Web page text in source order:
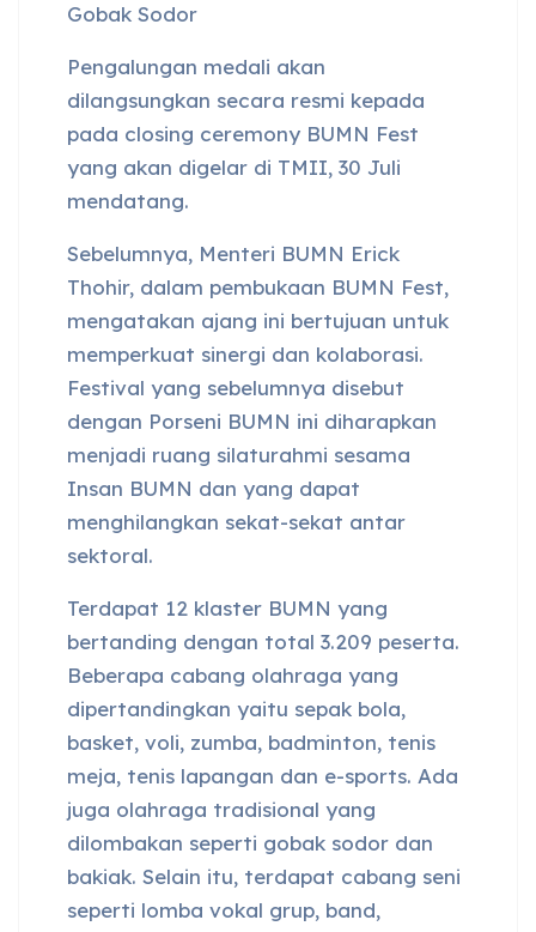
Gobak Sodor
Pengalungan medali akan
dilangsungkan secara resmi kepada
pada closing ceremony BUMN Fest
yang akan digelar di TMII, 30 Juli
mendatang.
Sebelumnya, Menteri BUMN Erick
Thohir, dalam pembukaan BUMN Fest,
mengatakan ajang ini bertujuan untuk
memperkuat sinergi dan kolaborasi.
Festival yang sebelumnya disebut
dengan Porseni BUMN ini diharapkan
menjadi ruang silaturahmi sesama
Insan BUMN dan yang dapat
menghilangkan sekat-sekat antar
sektoral.
Terdapat 12 klaster BUMN yang
bertanding dengan total 3.209 peserta.
Beberapa cabang olahraga yang
dipertandingkan yaitu sepak bola,
basket, voli, zumba, badminton, tenis
meja, tenis lapangan dan e-sports. Ada
juga olahraga tradisional yang
dilombakan seperti gobak sodor dan
bakiak. Selain itu, terdapat cabang seni
seperti lomba vokal grup, band,